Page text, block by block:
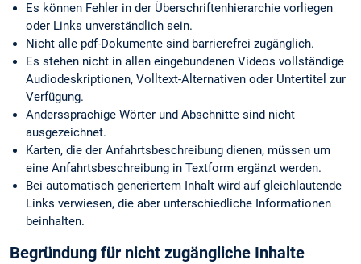
Es können Fehler in der Überschriftenhierarchie vorliegen
oder Links unverständlich sein.
Nicht alle pdf-Dokumente sind barrierefrei zugänglich.
Es stehen nicht in allen eingebundenen Videos vollständige
Audiodeskriptionen, Volltext-Alternativen oder Untertitel zur
Verfügung.
Anderssprachige Wörter und Abschnitte sind nicht
ausgezeichnet.
Karten, die der Anfahrtsbeschreibung dienen, müssen um
eine Anfahrtsbeschreibung in Textform ergänzt werden.
Bei automatisch generiertem Inhalt wird auf gleichlautende
Links verwiesen, die aber unterschiedliche Informationen
beinhalten.
Begründung für nicht zugängliche Inhalte